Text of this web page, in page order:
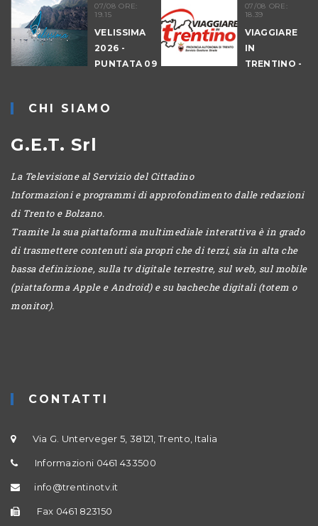
07/08 ORE:
19.15
VELISSIMA
2026 -
PUNTATA 09
LEVICO
07/08 ORE:
18.39
VIAGGIARE
IN
TRENTINO -
CHI SIAMO
G.E.T. Srl
La Televisione al Servizio del Cittadino
Informazioni e programmi di approfondimento dalle redazioni
di Trento e Bolzano.
Tramite la sua piattaforma multimediale interattiva è in grado
di trasmettere contenuti sia propri che di terzi, sia in alta che
bassa definizione, sulla tv digitale terrestre, sul web, sul mobile
(piattaforma Apple e Android) e su bacheche digitali (totem o
monitor).
CONTATTI
Via G. Unterveger 5, 38121, Trento, Italia
Informazioni 0461 433500
info@trentinotv.it
Fax 0461 823150